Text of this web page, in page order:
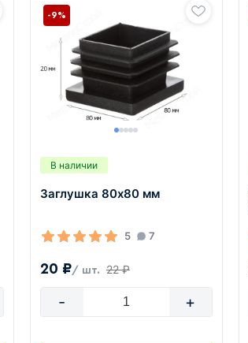
В наличии
Заглушка 80х80 мм
5 7
20 ₽/ шт. 22 ₽
-9%
- +